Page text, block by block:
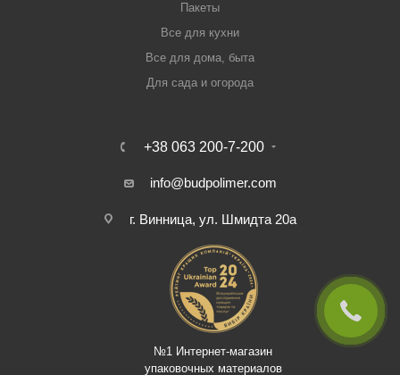
Пакеты
Все для кухни
Все для дома, быта
Для сада и огорода
+38 063 200-7-200
info@budpolimer.com
г. Винница, ул. Шмидта 20а
№1 Интернет-магазин
упаковочных материалов